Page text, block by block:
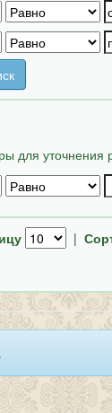
для уточнения
|